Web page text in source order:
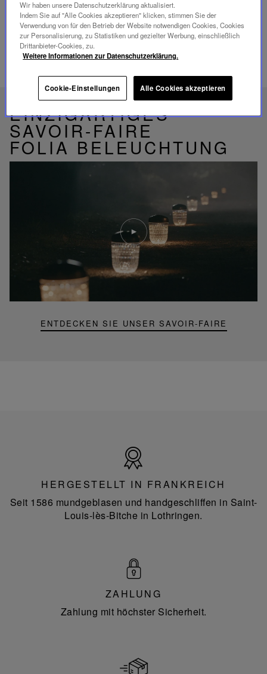
VERWANDTE PRODUKTE
EINZIGARTIGES
SAVOIR-FAIRE
FOLIA BELEUCHTUNG
ENTDECKEN SIE UNSER SAVOIR-FAIRE
Video
abspielen
YouTube-
Video,
Folia
Mini-
Portable-
Frankreich
HERGESTELLT IN FRANKREICH
Seit 1586 mundgeblasen und handgeschliffen in Saint-
Louis-lès-Bitche in Lothringen.
ZAHLUNG
Zahlung mit höchster Sicherheit.
Wir haben unsere Datenschutzerklärung aktualisiert.
Indem Sie auf "Alle Cookies akzeptieren" klicken, stimmen Sie der
Verwendung von für den Betrieb der Website notwendigen Cookies, Cookies
zur Personalisierung, zu Statistiken und gezielter Werbung, einschließlich
Drittanbieter-Cookies, zu.
Weitere Informationen zur Datenschutzerklärung.
Cookie-Einstellungen Alle Cookies akzeptieren